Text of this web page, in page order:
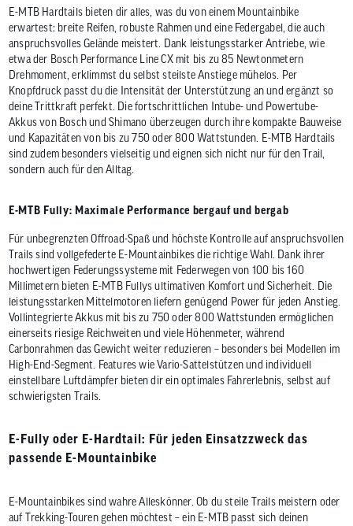
E-MTB Hardtails bieten dir alles, was du von einem Mountainbike
erwartest: breite Reifen, robuste Rahmen und eine Federgabel, die auch
anspruchsvolles Gelände meistert. Dank leistungsstarker Antriebe, wie
etwa der Bosch Performance Line CX mit bis zu 85 Newtonmetern
Drehmoment, erklimmst du selbst steilste Anstiege mühelos. Per
Knopfdruck passt du die Intensität der Unterstützung an und ergänzt so
deine Trittkraft perfekt. Die fortschrittlichen Intube- und Powertube-
Akkus von Bosch und Shimano überzeugen durch ihre kompakte Bauweise
und Kapazitäten von bis zu 750 oder 800 Wattstunden. E-MTB Hardtails
sind zudem besonders vielseitig und eignen sich nicht nur für den Trail,
sondern auch für den Alltag.
E-MTB Fully: Maximale Performance bergauf und bergab
Für unbegrenzten Offroad-Spaß und höchste Kontrolle auf anspruchsvollen
Trails sind vollgefederte E-Mountainbikes die richtige Wahl. Dank ihrer
hochwertigen Federungssysteme mit Federwegen von 100 bis 160
Millimetern bieten E-MTB Fullys ultimativen Komfort und Sicherheit. Die
leistungsstarken Mittelmotoren liefern genügend Power für jeden Anstieg.
Vollintegrierte Akkus mit bis zu 750 oder 800 Wattstunden ermöglichen
einerseits riesige Reichweiten und viele Höhenmeter, während
Carbonrahmen das Gewicht weiter reduzieren – besonders bei Modellen im
High-End-Segment. Features wie Vario-Sattelstützen und individuell
einstellbare Luftdämpfer bieten dir ein optimales Fahrerlebnis, selbst auf
schwierigsten Trails.
E-Fully oder E-Hardtail: Für jeden Einsatzzweck das
passende E-Mountainbike
E-Mountainbikes sind wahre Alleskönner. Ob du steile Trails meistern oder
auf Trekking-Touren gehen möchtest – ein E-MTB passt sich deinen